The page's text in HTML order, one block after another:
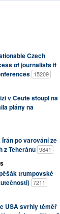
Czech
of journalists it
15209
v Ceutě stoupl na
plány na
po varování ze
z Teheránu 9841
trumpovské
7211
USA svrhly téměř